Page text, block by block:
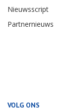
Nieuwsscript
Partnernieuws
VOLG ONS